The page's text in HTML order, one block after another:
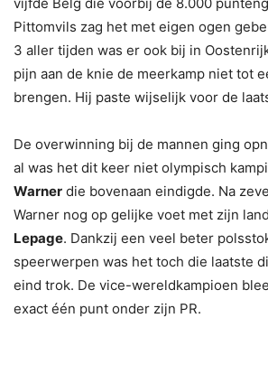
Pittomvils zag het met eigen ogen
3 aller tijden was er ook bij in
pijn aan de knie de meerkamp niet tot
brengen. Hij paste wijselijk voor de
De overwinning bij de mannen ging
al was het dit keer niet olympisch
Warner die bovenaan eindigde. Na
Warner nog op gelijke voet met zijn
Lepage. Dankzij een veel beter
speerwerpen was het toch die laatste
eind trok. De vice-wereldkampioen
exact één punt onder zijn PR.